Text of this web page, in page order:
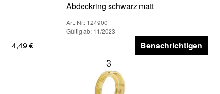
Abdeckring schwarz matt
Art. Nr.: 124900
Gültig ab: 11/2023
4,49 € Benachrichtigen
3